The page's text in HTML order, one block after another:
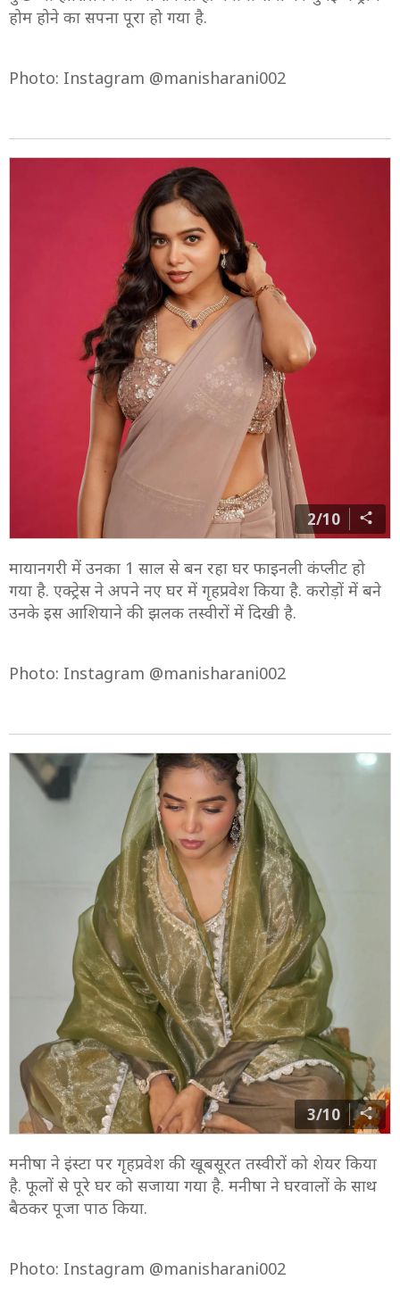
होम होने का सपना पूरा हो गया है.
Photo: Instagram @manisharani002
2/10
मायानगरी में उनका 1 साल से बन रहा घर फाइनली कंप्लीट हो
गया है. एक्ट्रेस ने अपने नए घर में गृहप्रवेश किया है. करोड़ों में बने
उनके इस आशियाने की झलक तस्वीरों में दिखी है.
Photo: Instagram @manisharani002
3/10
मनीषा ने इंस्टा पर गृहप्रवेश की खूबसूरत तस्वीरों को शेयर किया
है. फूलों से पूरे घर को सजाया गया है. मनीषा ने घरवालों के साथ
बैठकर पूजा पाठ किया.
Photo: Instagram @manisharani002